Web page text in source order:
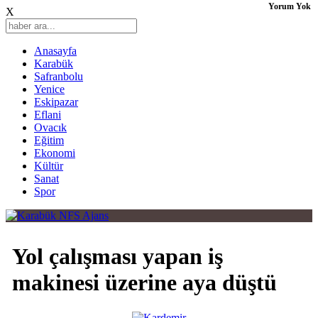
X
Anasayfa
Karabük
Safranbolu
Yenice
Eskipazar
Eflani
Ovacık
Eğitim
Ekonomi
Kültür
Sanat
Spor
Yol çalışması yapan iş
makinesi üzerine aya düştü
Yorum Yok